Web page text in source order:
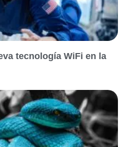
tecnología WiFi en la